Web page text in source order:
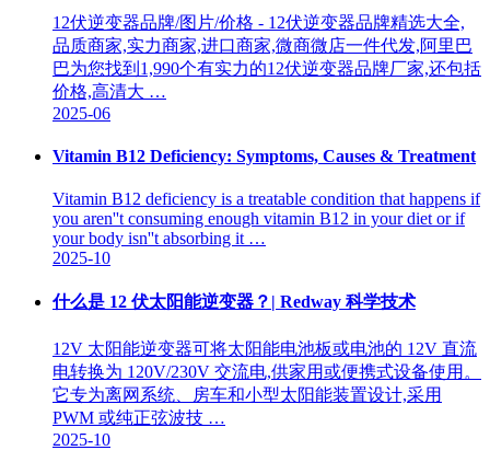
12伏逆变器品牌/图片/价格 - 12伏逆变器品牌精选大全,
品质商家,实力商家,进口商家,微商微店一件代发,阿里巴
巴为您找到1,990个有实力的12伏逆变器品牌厂家,还包括
价格,高清大 …
2025-06
Vitamin B12 Deficiency: Symptoms, Causes & Treatment
Vitamin B12 deficiency is a treatable condition that happens if
you aren''t consuming enough vitamin B12 in your diet or if
your body isn''t absorbing it …
2025-10
什么是 12 伏太阳能逆变器？| Redway 科学技术
12V 太阳能逆变器可将太阳能电池板或电池的 12V 直流
电转换为 120V/230V 交流电,供家用或便携式设备使用。
它专为离网系统、房车和小型太阳能装置设计,采用
PWM 或纯正弦波技 …
2025-10